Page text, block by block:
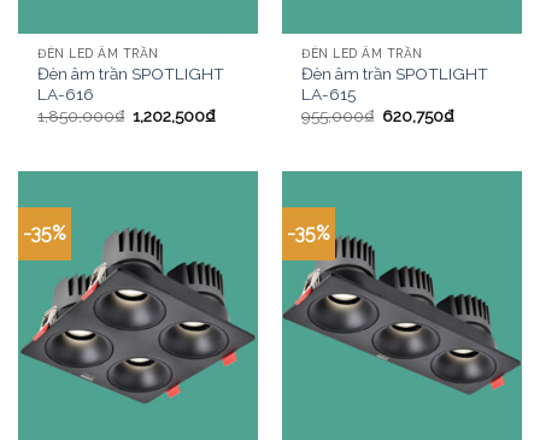
ĐÈN LED ÂM TRẦN
Đèn âm trần SPOTLIGHT
LA-616
1,850,000₫ 1,202,500₫
ĐÈN LED ÂM TRẦN
Đèn âm trần SPOTLIGHT
LA-615
955,000₫ 620,750₫
-35% -35%